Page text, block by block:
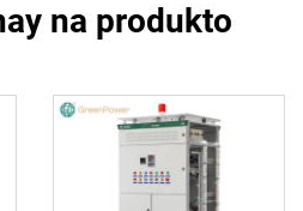
na produkto